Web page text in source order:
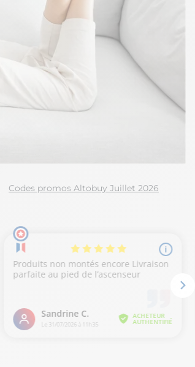
Codes promos Altobuy Juillet 2026